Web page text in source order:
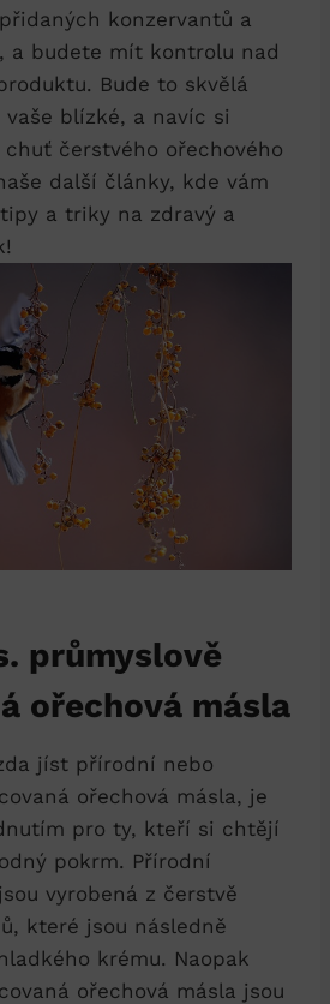
konzervantů a
a budete mít kontrolu nad
Bude to skvělá
blízké, a navíc si
čerstvého ořechového
další články, kde vám
a triky na zdravý a
průmyslově
ořechová másla
jíst přírodní nebo
ořechová másla, je
pro ty, kteří si chtějí
pokrm. Přírodní
vyrobená z čerstvě
které jsou následně
krému. Naopak
ořechová másla jsou